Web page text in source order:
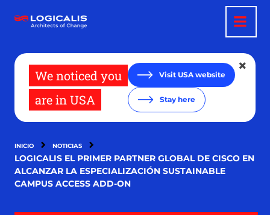
contenido
We noticed you
are in USA
Visit USA website
Stay here
INICIO NOTICIAS
LOGICALIS EL PRIMER PARTNER GLOBAL DE CISCO EN
ALCANZAR LA ESPECIALIZACIÓN SUSTAINABLE
CAMPUS ACCESS ADD-ON